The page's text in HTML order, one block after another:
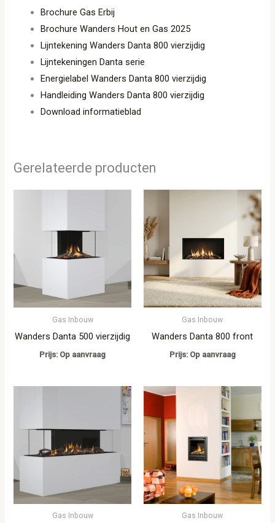
Brochure Gas Erbij
Brochure Wanders Hout en Gas 2025
Lijntekening Wanders Danta 800 vierzijdig
Lijntekeningen Danta serie
Energielabel Wanders Danta 800 vierzijdig
Handleiding Wanders Danta 800 vierzijdig
Download informatieblad
Gerelateerde producten
Gas Inbouw
Wanders Danta 500 vierzijdig
Prijs: Op aanvraag
Gas Inbouw
Wanders Danta 800 front
Prijs: Op aanvraag
Gas Inbouw Gas Inbouw